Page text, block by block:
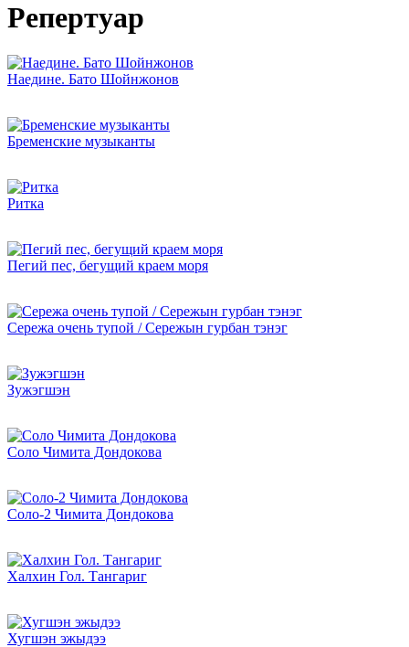
Репертуар
Наедине. Бато Шойнжонов
Бременские музыканты
Ритка
Пегий пес, бегущий краем моря
Сережа очень тупой / Сережын гурбан тэнэг
Зужэгшэн
Соло Чимита Дондокова
Соло-2 Чимита Дондокова
Халхин Гол. Тангариг
Хугшэн эжыдээ